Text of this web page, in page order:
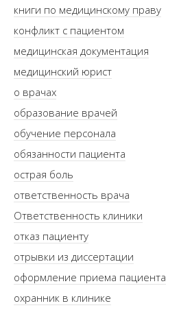
книги по медицинскому праву
конфликт с пациентом
медицинская документация
медицинский юрист
о врачах
образование врачей
обучение персонала
обязанности пациента
острая боль
ответственность врача
Ответственность клиники
отказ пациенту
отрывки из диссертации
оформление приема пациента
охранник в клинике